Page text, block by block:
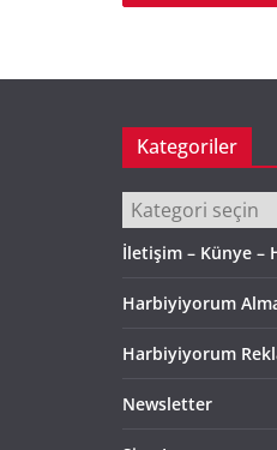
Kategoriler
Kategoriler
İletişim – Künye –
Harbiyiyorum
Harbiyiyorum
Newsletter